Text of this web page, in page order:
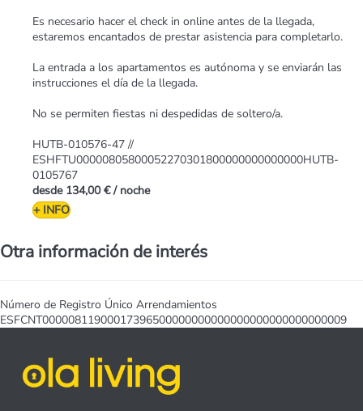
Es necesario hacer el check in online antes de la llegada,
estaremos encantados de prestar asistencia para completarlo.
La entrada a los apartamentos es autónoma y se enviarán las
instrucciones el día de la llegada.
No se permiten fiestas ni despedidas de soltero/a.
HUTB-010576-47 //
ESHFTU00000805800052270301800000000000000HUTB-
0105767
desde 134,00 € / noche
+ INFO
Otra información de interés
Número de Registro Único Arrendamientos
ESFCNT00000811900017396500000000000000000000000000009